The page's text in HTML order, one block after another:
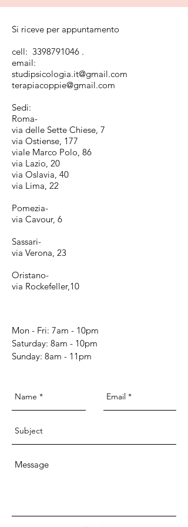
Si riceve per appuntamento
cell: 3398791046 .
email:
studipsicologia.it@gmail.com
terapiacoppie@gmail.com
Sedi:
Roma-
via delle Sette Chiese, 7
via Ostiense, 177
viale Marco Polo, 86
via Lazio, 20
via Oslavia, 40
via Lima, 22
Pomezia-
via Cavour, 6
Sassari-
via Verona, 23
Oristano-
via Rockefeller,10
Mon - Fri: 7am - 10pm
​​Saturday: 8am - 10pm
​Sunday: 8am - 11pm